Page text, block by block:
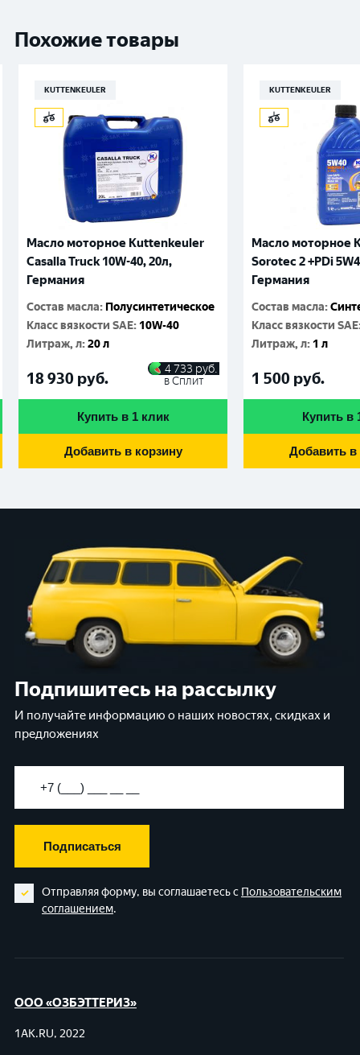
Похожие товары
KUTTENKEULER
Масло моторное Kuttenkeuler
Casalla Truck 10W-40, 20л,
Германия
Состав масла: Полусинтетическое
Класс вязкости SAE: 10W-40
Литраж, л:20 л
18 930 руб.
4 733 руб.
в Сплит
Купить в 1 клик
Добавить в корзину
KUTTENKEULER
Масло моторное
Sorotec 2 +PDi
Германия
Состав масла:
Класс вязкости SAE
Литраж, л: 1 л
1 500 руб.
Купить в
Добавить в
Подпишитесь на рассылку
И получайте информацию о наших новостях, скидках и
предложениях
Подписаться
Отправляя форму, вы соглашаетесь с Пользовательским
соглашением.
ООО «ОЗБЭТТЕРИЗ»
1AK.RU, 2022